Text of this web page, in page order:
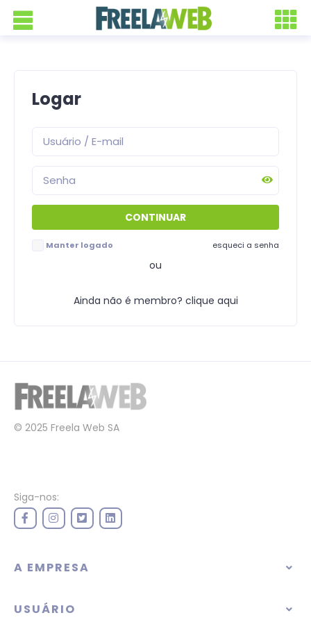
Logar
Manter logado esqueci a senha
ou
Ainda não é membro? clique aqui
© 2025 Freela Web SA
Siga-nos:
A EMPRESA
USUÁRIO